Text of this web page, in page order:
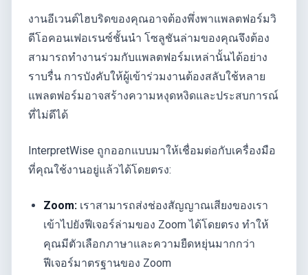
งานอีเวนต์ไฮบริดของคุณอาจต้องพึ่งพาแพลตฟอร์มวิ
ดีโอคอนเฟอเรนซ์ชั้นนำ โซลูชันล่ามของคุณจึงต้อง
สามารถทำงานร่วมกับแพลตฟอร์มเหล่านั้นได้อย่าง
ราบรื่น การบังคับให้ผู้เข้าร่วมงานต้องสลับใช้หลาย
แพลตฟอร์มอาจสร้างความหงุดหงิดและประสบการณ์
ที่ไม่ดีได้
InterpretWise ถูกออกแบบมาให้เชื่อมต่อกับเครื่องมือ
ที่คุณใช้งานอยู่แล้วได้โดยตรง:
Zoom: เราสามารถส่งช่องสัญญาณเสียงของเรา
เข้าไปยังฟีเจอร์ล่ามของ Zoom ได้โดยตรง ทำให้
คุณมีตัวเลือกภาษาและความยืดหยุ่นมากกว่า
ฟีเจอร์มาตรฐานของ Zoom